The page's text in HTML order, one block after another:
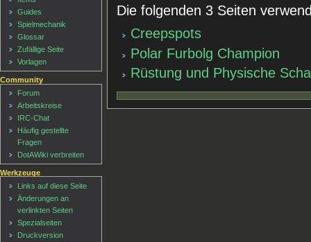
Die folgenden 3 Seiten
Creepspots
Polar Furbolg Champion
Rüstung und Physische
Guides
Spielmechanik
Glossar
Zufällige Seite
Vorlagen
Community
Forum
Arbeitskreise
IRC-Chat
Häufig gestellte
Fragen
DotAWiki verbreiten
Werkzeuge
Links auf diese Seite
Änderungen an
verlinkten Seiten
Spezialseiten
Druckversion